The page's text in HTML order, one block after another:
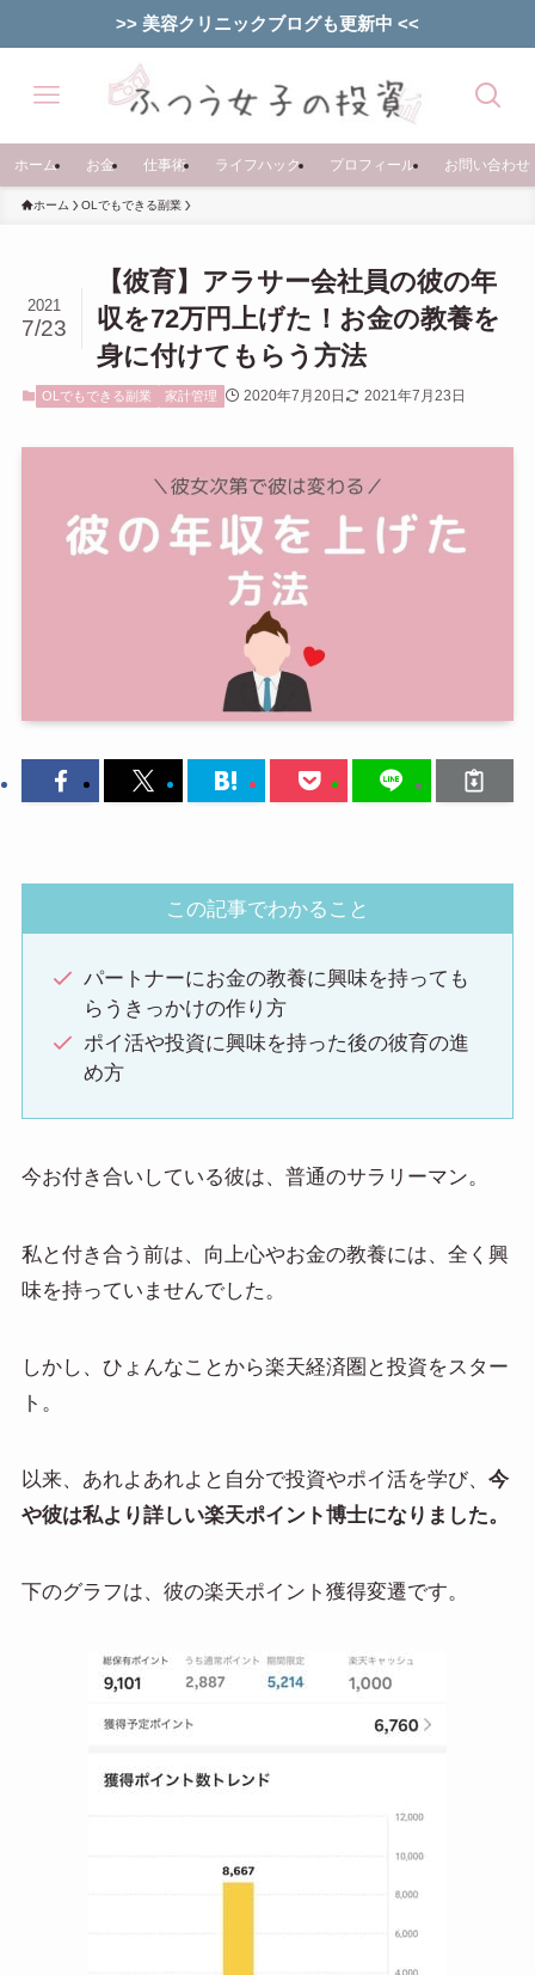
>> 美容クリニックブログも更新中 <<
ホーム お金 仕事術 ライフハック プロフィール お問い合わせ
ホーム OLでもできる副業
【彼育】アラサー会社員の彼の年
収を72万円上げた！お金の教養を
身に付けてもらう方法
2021
7/23
OLでもできる副業 家計管理 2020年7月20日 2021年7月23日
この記事でわかること
パートナーにお金の教養に興味を持っても
らうきっかけの作り方
ポイ活や投資に興味を持った後の彼育の進
め方
今お付き合いしている彼は、普通のサラリーマン。
私と付き合う前は、向上心やお金の教養には、全く興
味を持っていませんでした。
しかし、ひょんなことから楽天経済圏と投資をスター
ト。
以来、あれよあれよと自分で投資やポイ活を学び、 今
や彼は私より詳しい楽天ポイント博士になりました。
下のグラフは、彼の楽天ポイント獲得変遷です。